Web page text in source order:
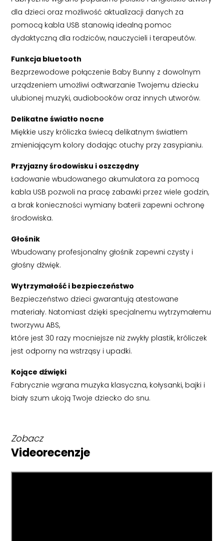
dla dzieci oraz możliwość aktualizacji danych za
pomocą kabla USB stanowią idealną pomoc
dydaktyczną dla rodziców, nauczycieli i terapeutów.
Funkcja bluetooth
Bezprzewodowe połączenie Baby Bunny z dowolnym
urządzeniem umożliwi odtwarzanie Twojemu dziecku
ulubionej muzyki, audiobooków oraz innych utworów.
Delikatne światło nocne
Miękkie uszy króliczka świecą delikatnym światłem
zmieniającym kolory dodając otuchy przy zasypianiu.
Przyjazny środowisku i oszczędny
Ładowanie wbudowanego akumulatora za pomocą
kabla USB pozwoli na pracę zabawki przez wiele godzin,
a brak konieczności wymiany baterii zapewni ochronę
środowiska.
Głośnik
Wbudowany profesjonalny głośnik zapewni czysty i
głośny dźwięk.
Wytrzymałość i bezpieczeństwo
Bezpieczeństwo dzieci gwarantują atestowane
materiały. Natomiast dzięki specjalnemu wytrzymałemu
tworzywu ABS,
które jest 30 razy mocniejsze niż zwykły plastik, króliczek
jest odporny na wstrząsy i upadki.
Kojące dźwięki
Fabrycznie wgrana muzyka klasyczna, kołysanki, bajki i
biały szum ukoją Twoje dziecko do snu.
Zobacz
Videorecenzje